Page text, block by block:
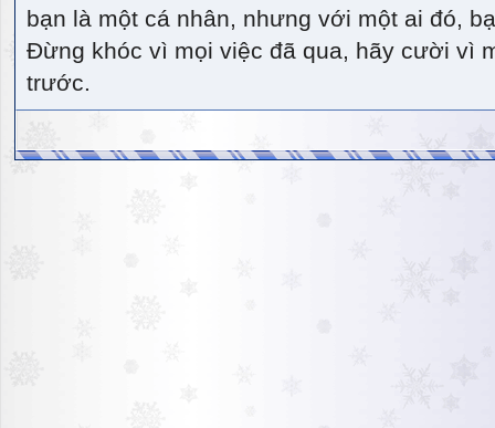
bạn là một cá nhân, nhưng với một ai đó,
Đừng khóc vì mọi việc đã qua, hãy cười vì
trước.